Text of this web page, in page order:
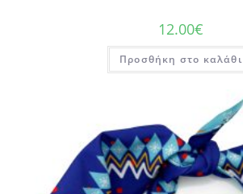
12.00€
Προσθήκη στο καλάθι